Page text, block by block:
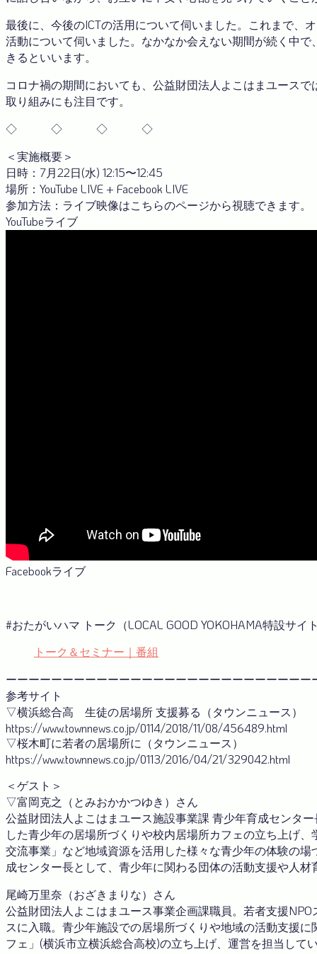
最後に、今後のICTの活用について伺いました。これまで、
活動について伺いました。なかなか会えない期間が続く中
きるといいます。
コロナ禍の期間においても、公益財団法人よこはまユース
取り組みにも注目です。
◇ ◇ ◇ ◇
＜実施概要＞
日時：7月22日(水) 12:15〜12:45
場所：YouTube LIVE + Facebook LIVE
参加方法：ライブ映像はこちらのページから視聴できます。
YouTubeライブ
Facebookライブ
#おたがいハマ トーク（LOCAL GOOD YOKOHAMA特設サイ
トーク＆セミナー｜番組
ーーーーーーーーーーーーーーーーーーーーーーーーーーー
参考サイト
▽横浜総合高 生徒の居場所 支援募る（タウンニュース）
https://www.townnews.co.jp/0114/2018/11/08/456489.html
▽桜木町に若者の居場所に（タウンニュース）
https://www.townnews.co.jp/0113/2016/04/21/329042.html
＜ゲスト＞
▽富岡克之（とみおかかつゆき）さん
公益財団法人よこはまユース施設事業課 青少年育成センタ
した青少年の居場所づくりや校内居場所カフェの立ち上げ
交流事業」など地域資源を活用した様々な青少年の体験の
成センター長として、青少年に関わる団体の活動支援や人
尾崎万里奈（おざきまりな）さん
公益財団法人よこはまユース事業企画課職員。若者支援
スに入職。青少年施設での居場所づくりや地域の活動支援
フェ」(横浜市立横浜総合高校)の立ち上げ、運営を担当して